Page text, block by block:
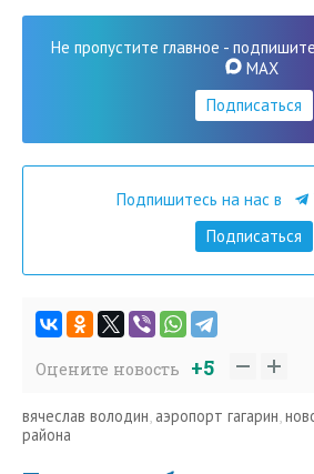
Не пропустите главное -
MAX
Подписаться
Подпишитесь на нас в
Подписаться
Оцените новость +5
вячеслав володин, аэропорт гагарин,
района